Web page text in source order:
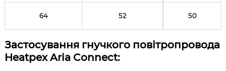
64 52 50
Застосування гнучкого повітропровода
Heatpex Aria Connect: